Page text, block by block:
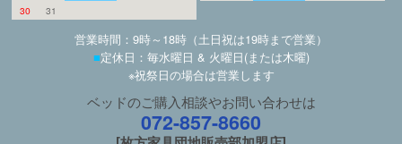
30
31
営業時間：9時～18時（土日祝は19時まで営業）
■定休日：毎水曜日 & 火曜日(または木曜)
※祝祭日の場合は営業します
ベッドのご購入相談やお問い合わせは
072-857-8660